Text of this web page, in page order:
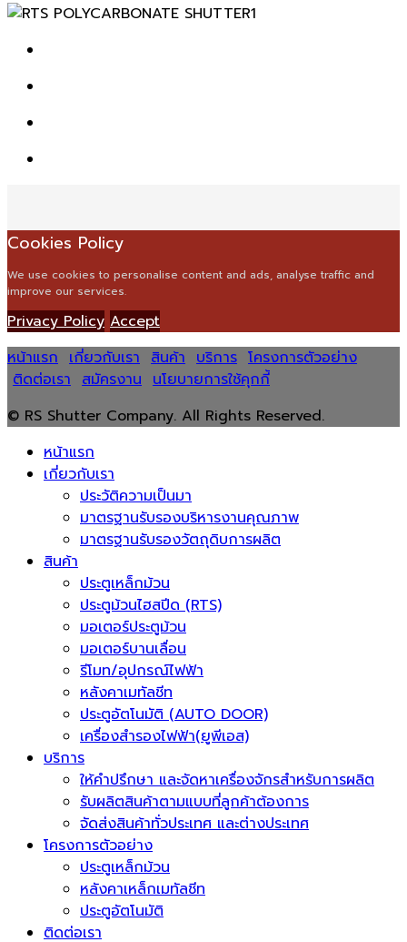
Cookies Policy
We use cookies to personalise content and ads, analyse traffic and
improve our services.
Privacy Policy Accept
หน้าแรก เกี่ยวกับเรา สินค้า บริการ โครงการตัวอย่าง
ติดต่อเรา สมัครงาน นโยบายการใช้คุกกี้
© RS Shutter Company. All Rights Reserved.
หน้าแรก
เกี่ยวกับเรา
ประวัติความเป็นมา
มาตรฐานรับรองบริหารงานคุณภาพ
มาตรฐานรับรองวัตถุดิบการผลิต
สินค้า
ประตูเหล็กม้วน
ประตูม้วนไฮสปีด (RTS)
มอเตอร์ประตูม้วน
มอเตอร์บานเลื่อน
รีโมท/อุปกรณ์ไฟฟ้า
หลังคาเมทัลชีท
ประตูอัตโนมัติ (AUTO DOOR)
เครื่องสำรองไฟฟ้า(ยูพีเอส)
บริการ
ให้คำปรึกษา และจัดหาเครื่องจักรสำหรับการผลิต
รับผลิตสินค้าตามแบบที่ลูกค้าต้องการ
จัดส่งสินค้าทั่วประเทศ และต่างประเทศ
โครงการตัวอย่าง
ประตูเหล็กม้วน
หลังคาเหล็กเมทัลชีท
ประตูอัตโนมัติ
ติดต่อเรา